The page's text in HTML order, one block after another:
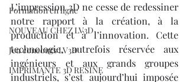
Formation en ligne
NOUVEAU CHEZ LV3D
Jeu concours LV3D
IMPRIMANTE 3D RESINE
L’impression 3D ne cesse de redessiner
notre rapport à la création, à la
production et à l’innovation. Cette
technologie, autrefois réservée aux
ingénieurs et aux grands groupes
industriels, s’est aujourd’hui imposée